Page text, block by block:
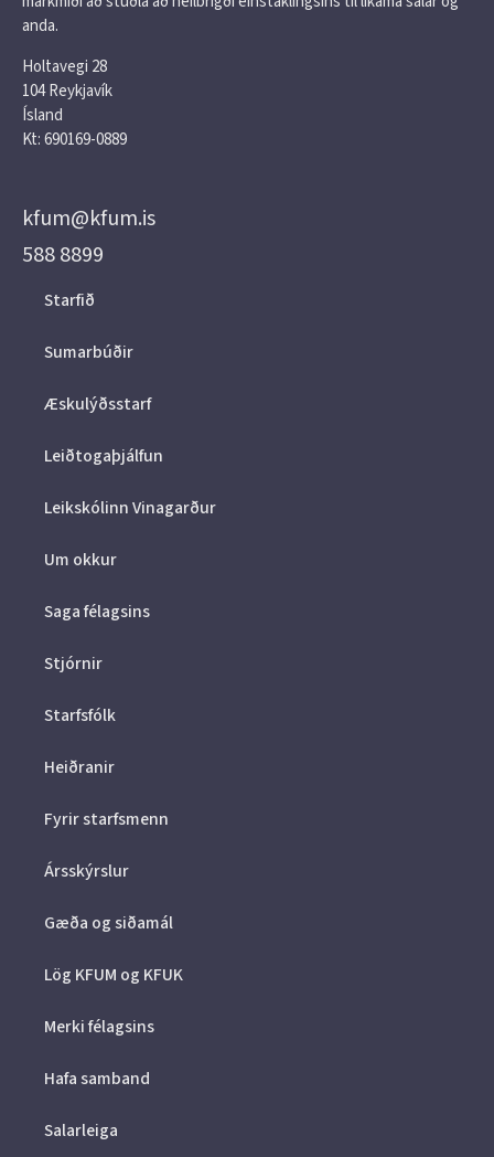
anda.
Holtavegi 28
104 Reykjavík
Ísland
Kt: 690169-0889
kfum@kfum.is
588 8899
Starfið
Sumarbúðir
Æskulýðsstarf
Leiðtogaþjálfun
Leikskólinn Vinagarður
Um okkur
Saga félagsins
Stjórnir
Starfsfólk
Heiðranir
Fyrir starfsmenn
Ársskýrslur
Gæða og siðamál
Lög KFUM og KFUK
Merki félagsins
Hafa samband
Salarleiga